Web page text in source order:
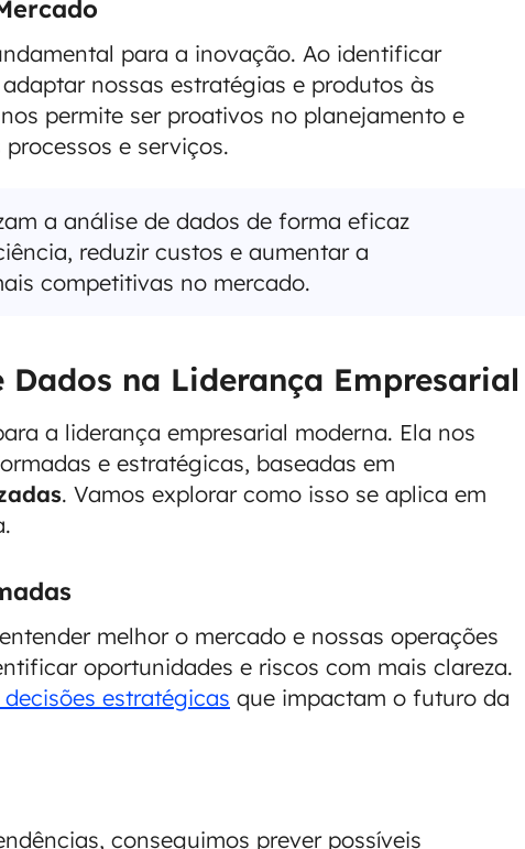
para a inovação. Ao identificar
nossas estratégias e produtos às
permite ser proativos no planejamento e
e serviços.
a análise de dados de forma eficaz
reduzir custos e aumentar a
competitivas no mercado.
Dados na Liderança Empresarial
a liderança empresarial moderna. Ela nos
e estratégicas, baseadas em
. Vamos explorar como isso se aplica em
melhor o mercado e nossas operações
oportunidades e riscos com mais clareza.
estratégicas que impactam o futuro da
conseguimos prever possíveis